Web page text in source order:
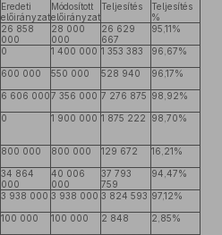
Eredeti
előirányzat
Módosított
előirányzat
Teljesítés
Teljesítés
%
26 858
000
28 000
000
26 629
667
95,11%
0 1 400 000 1 353 383 96,67%
600 000 550 000 528 940 96,17%
6 606 0007 356 000 7 276 875 98,92%
0 1 900 000 1 875 222 98,70%
800 000 800 000 129 672 16,21%
34 864
000
40 006
000
37 793
759
94,47%
3 938 000 3 938 000 3 824 593 97,12%
100 000 100 000 2 848 2,85%